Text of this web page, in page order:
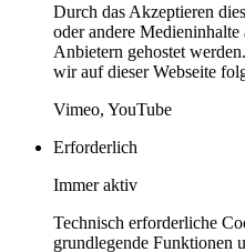
Durch das Akzeptieren
oder andere
Anbietern gehostet
wir auf dieser Webseite
Vimeo, YouTube
Erforderlich
Immer aktiv
Technisch erforderliche
grundlegende Funktionen